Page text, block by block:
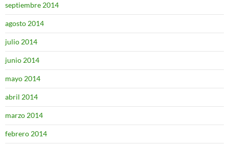
septiembre 2014
agosto 2014
julio 2014
junio 2014
mayo 2014
abril 2014
marzo 2014
febrero 2014